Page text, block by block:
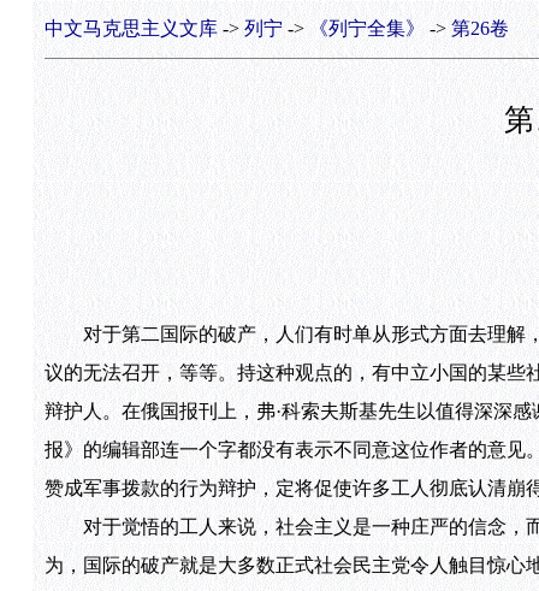
中文马克思主义文库-> 列宁-> 《列宁全集》 -> 第26卷
对于第二国际的破产，人们有时单从形式方面去理解
议的无法召开，等等。持这种观点的，有中立小国的某
辩护人。在俄国报刊上，弗·科索夫斯基先生以值得深深
报》的编辑部连一个字都没有表示不同意这位作者的意
赞成军事拨款的行为辩护，定将促使许多工人彻底认清崩
对于觉悟的工人来说，社会主义是一种庄严的信念，
为，国际的破产就是大多数正式社会民主党令人触目惊